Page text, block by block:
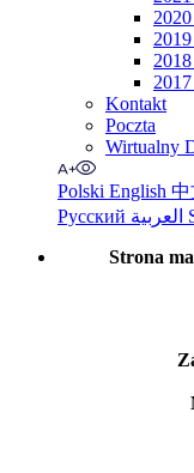
2020
2019
2018
2017
Kontakt
Poczta
Wirtualny
Polski English 中
Русский
Strona